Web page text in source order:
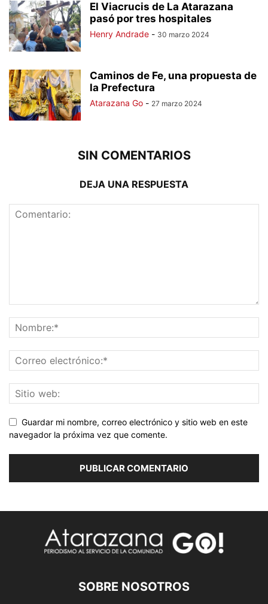
El Viacrucis de La Atarazana
pasó por tres hospitales
Henry Andrade - 30 marzo 2024
Caminos de Fe, una propuesta de
la Prefectura
Atarazana Go - 27 marzo 2024
SIN COMENTARIOS
DEJA UNA RESPUESTA
Guardar mi nombre, correo electrónico y sitio web en este
navegador la próxima vez que comente.
SOBRE NOSOTROS